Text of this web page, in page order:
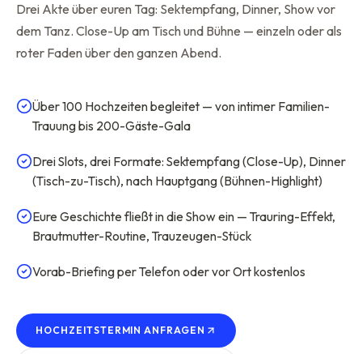
Drei Akte über euren Tag: Sektempfang, Dinner, Show vor
dem Tanz. Close-Up am Tisch und Bühne — einzeln oder als
roter Faden über den ganzen Abend.
Über 100 Hochzeiten begleitet — von intimer Familien-
Trauung bis 200-Gäste-Gala
Drei Slots, drei Formate: Sektempfang (Close-Up), Dinner
(Tisch-zu-Tisch), nach Hauptgang (Bühnen-Highlight)
Eure Geschichte fließt in die Show ein — Trauring-Effekt,
Brautmutter-Routine, Trauzeugen-Stück
Vorab-Briefing per Telefon oder vor Ort kostenlos
HOCHZEITSTERMIN ANFRAGEN